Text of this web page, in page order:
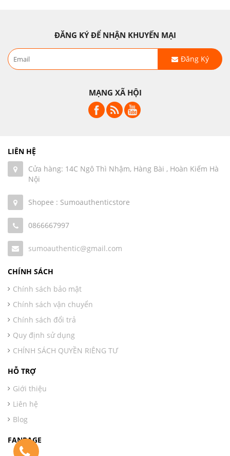
ĐĂNG KÝ ĐỂ NHẬN KHUYẾN MẠI
Đăng Ký
MẠNG XÃ HỘI
LIÊN HỆ
Cửa hàng: 14C Ngô Thì Nhậm, Hàng Bài , Hoàn Kiếm Hà
Nội
Shopee : Sumoauthenticstore
0866667997
sumoauthentic@gmail.com
CHÍNH SÁCH
Chính sách bảo mật
Chính sách vận chuyển
Chính sách đổi trả
Quy định sử dụng
CHÍNH SÁCH QUYỀN RIÊNG TƯ
HỖ TRỢ
Giới thiệu
Liên hệ
Blog
FANPAGE